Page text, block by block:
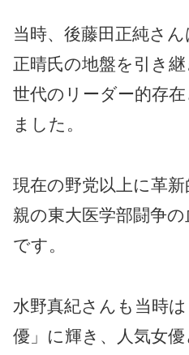
当時、後藤田正純さ
正晴氏の地盤を引き
世代のリーダー的存
ました。
現在の野党以上に革
親の東大医学部闘争
です。
水野真紀さんも当時
優」に輝き、人気女